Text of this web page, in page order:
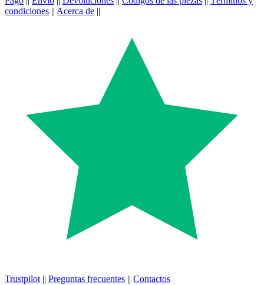
condiciones || Acerca de ||
Trustpilot || Preguntas frecuentes || Contactos